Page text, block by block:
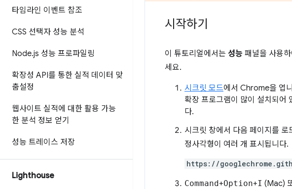
타임라인 이벤트 참조
CSS 선택자 성능 분석
Node.js 성능 프로파일링
확장성 API를 통한 실적 데이터 맞
춤설정
웹사이트 실적에 대한 활용 가능
한 분석 정보 얻기
성능 트레이스 저장
Lighthouse
시작하기
이 튜토리얼에서는 성능 패널을 사용
세요.
시크릿 모드에서 Chrome을 엽
확장 프로그램이 많이 설치되어
다.
시크릿 창에서 다음 페이지를
정사각형이 여러 개 표시됩니다.
https://
Command+Option+I (Mac)